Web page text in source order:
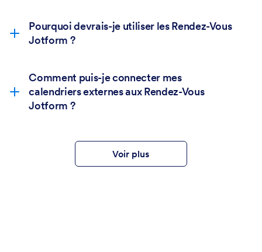
Pourquoi devrais-je utiliser les Rendez-Vous
Jotform ?
Comment puis-je connecter mes
calendriers externes aux Rendez-Vous
Jotform ?
Voir plus